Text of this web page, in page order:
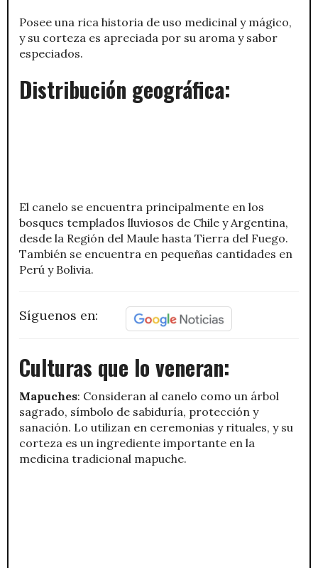
Posee una rica historia de uso medicinal y mágico,
y su corteza es apreciada por su aroma y sabor
especiados.
Distribución geográfica:
El canelo se encuentra principalmente en los
bosques templados lluviosos de Chile y Argentina,
desde la Región del Maule hasta Tierra del Fuego.
También se encuentra en pequeñas cantidades en
Perú y Bolivia.
Síguenos en:
Culturas que lo veneran:
Mapuches: Consideran al canelo como un árbol
sagrado, símbolo de sabiduría, protección y
sanación. Lo utilizan en ceremonias y rituales, y su
corteza es un ingrediente importante en la
medicina tradicional mapuche.